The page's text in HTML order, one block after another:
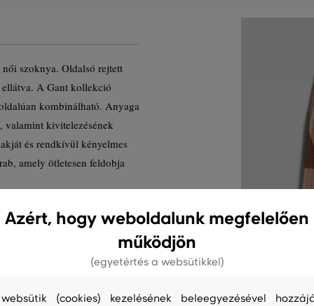
szoknya. Oldalsó rejtett
ellátva. A Gant kollekció
kombinálható. Anyaga
valamint kivitelezésének
és rendkívül kényelmes
amely ötletesen feldobja
kódja
Azért, hogy weboldalunk megfelelően
működjön
(egyetértés a websütikkel)
(cookies) kezelésének beleegyezésével